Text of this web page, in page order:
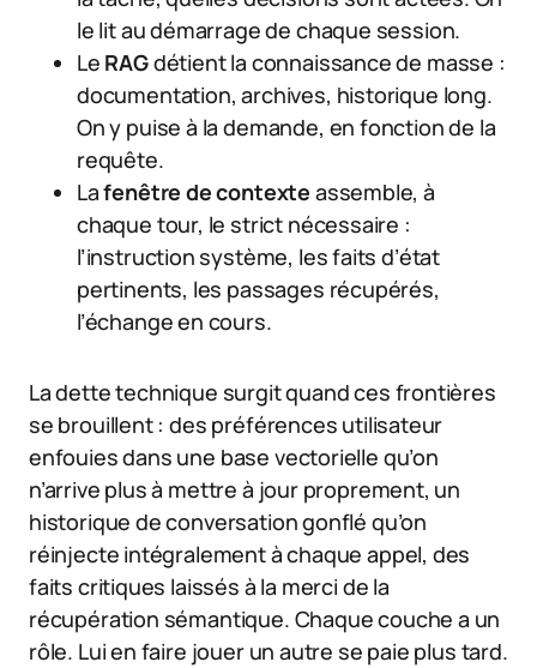
le lit au démarrage de chaque session.
Le RAGdétient la connaissance de masse :
documentation, archives, historique long.
On y puise à la demande, en fonction de la
requête.
Lafenêtre de contexte assemble, à
chaque tour, le strict nécessaire :
l’instruction système, les faits d’état
pertinents, les passages récupérés,
l’échange en cours.
La dette technique surgit quand ces frontières
se brouillent : des préférences utilisateur
enfouies dans une base vectorielle qu’on
n’arrive plus à mettre à jour proprement, un
historique de conversation gonflé qu’on
réinjecte intégralement à chaque appel, des
faits critiques laissés à la merci de la
récupération sémantique. Chaque couche a un
rôle. Lui en faire jouer un autre se paie plus tard.